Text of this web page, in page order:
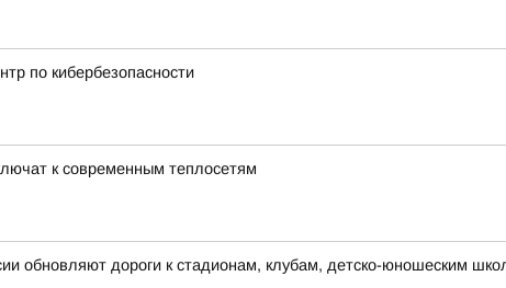
по кибербезопасности
к современным теплосетям
обновляют дороги к стадионам, клубам, детско-юношеским